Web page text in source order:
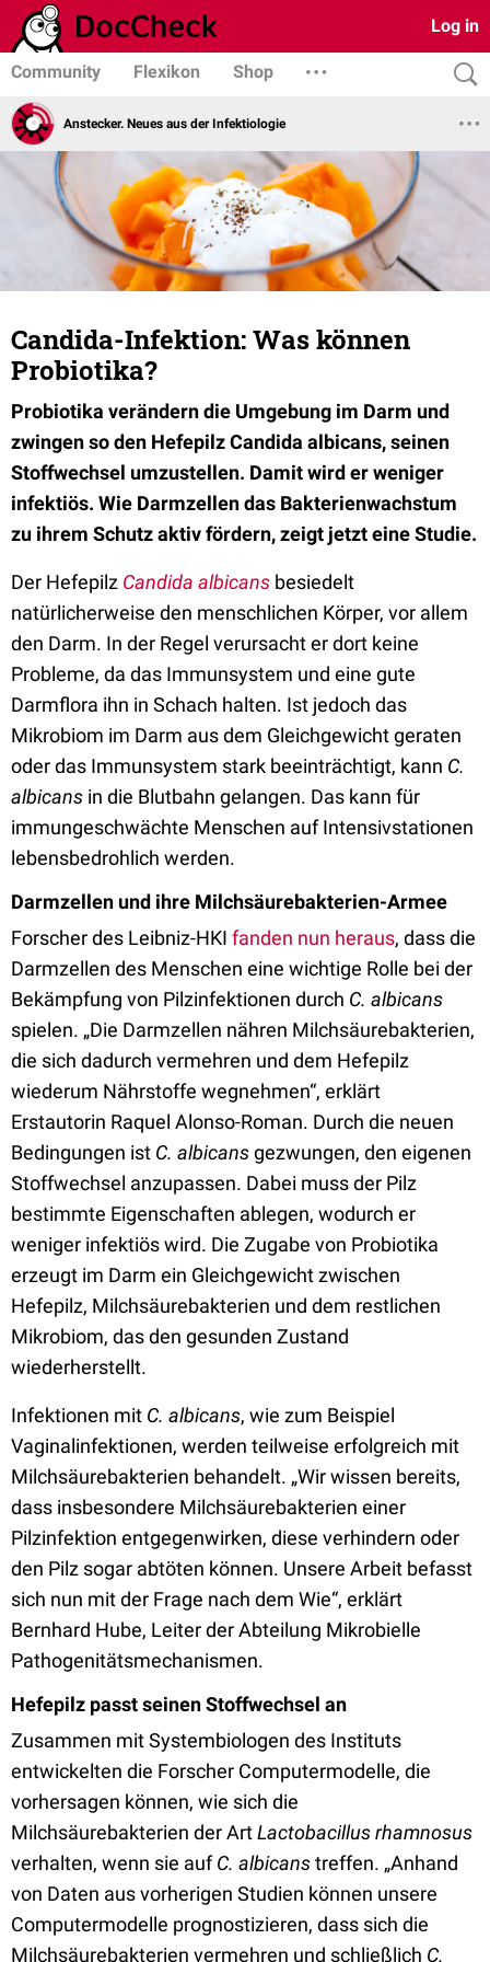
Log in
Community Flexikon Shop
Anstecker. Neues aus der Infektiologie
Candida-Infektion: Was können
Probiotika?
Probiotika verändern die Umgebung im Darm und
zwingen so den Hefepilz Candida albicans, seinen
Stoffwechsel umzustellen. Damit wird er weniger
infektiös. Wie Darmzellen das Bakterienwachstum
zu ihrem Schutz aktiv fördern, zeigt jetzt eine Studie.
Der Hefepilz Candida albicans besiedelt
natürlicherweise den menschlichen Körper, vor allem
den Darm. In der Regel verursacht er dort keine
Probleme, da das Immunsystem und eine gute
Darmflora ihn in Schach halten. Ist jedoch das
Mikrobiom im Darm aus dem Gleichgewicht geraten
oder das Immunsystem stark beeinträchtigt, kann C.
albicans in die Blutbahn gelangen. Das kann für
immungeschwächte Menschen auf Intensivstationen
lebensbedrohlich werden.
Darmzellen und ihre Milchsäurebakterien-Armee
Forscher des Leibniz-HKI fanden nun heraus, dass die
Darmzellen des Menschen eine wichtige Rolle bei der
Bekämpfung von Pilzinfektionen durch C. albicans
spielen. „Die Darmzellen nähren Milchsäurebakterien,
die sich dadurch vermehren und dem Hefepilz
wiederum Nährstoffe wegnehmen“, erklärt
Erstautorin Raquel Alonso-Roman. Durch die neuen
Bedingungen ist C. albicansgezwungen, den eigenen
Stoffwechsel anzupassen. Dabei muss der Pilz
bestimmte Eigenschaften ablegen, wodurch er
weniger infektiös wird. Die Zugabe von Probiotika
erzeugt im Darm ein Gleichgewicht zwischen
Hefepilz, Milchsäurebakterien und dem restlichen
Mikrobiom, das den gesunden Zustand
wiederherstellt.
Infektionen mit C. albicans, wie zum Beispiel
Vaginalinfektionen, werden teilweise erfolgreich mit
Milchsäurebakterien behandelt. „Wir wissen bereits,
dass insbesondere Milchsäurebakterien einer
Pilzinfektion entgegenwirken, diese verhindern oder
den Pilz sogar abtöten können. Unsere Arbeit befasst
sich nun mit der Frage nach dem Wie“, erklärt
Bernhard Hube, Leiter der Abteilung Mikrobielle
Pathogenitätsmechanismen.
Hefepilz passt seinen Stoffwechsel an
Zusammen mit Systembiologen des Instituts
entwickelten die Forscher Computermodelle, die
vorhersagen können, wie sich die
Milchsäurebakterien der ArtLactobacillus rhamnosus
verhalten, wenn sie aufC. albicanstreffen. „Anhand
von Daten aus vorherigen Studien können unsere
Computermodelle prognostizieren, dass sich die
Milchsäurebakterien vermehren und schließlich C.